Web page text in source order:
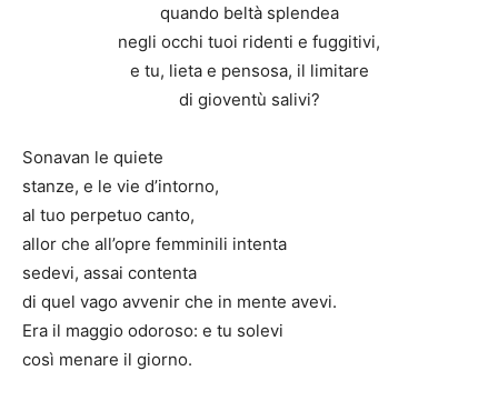
quando beltà splendea
negli occhi tuoi ridenti e fuggitivi,
e tu, lieta e pensosa, il limitare
di gioventù salivi?
Sonavan le quiete
stanze, e le vie d’intorno,
al tuo perpetuo canto,
allor che all’opre femminili intenta
sedevi, assai contenta
di quel vago avvenir che in mente avevi.
Era il maggio odoroso: e tu solevi
così menare il giorno.